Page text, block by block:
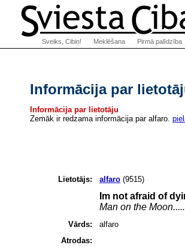
Informācija par
Informācija par lietotāju
Zemāk ir redzama informācija par alfaro.
Lietotājs: alfaro (9515)
Im not afraid of
Man on the Moon.....
Vārds:
alfaro
Atrodas:
Sveiks, Cibiņ! Meklēšana Pirmā palīdzība